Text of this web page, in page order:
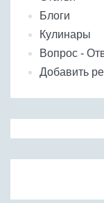
Блоги
Кулинары
Вопрос -
Добавить